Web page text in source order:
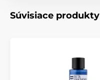
Súvisiace produkty